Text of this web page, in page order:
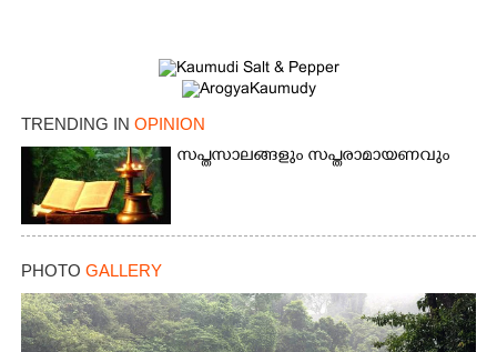
TRENDING IN OPINION
സപ്തസാലങ്ങളും സപ്തരാമായണവും
PHOTO GALLERY